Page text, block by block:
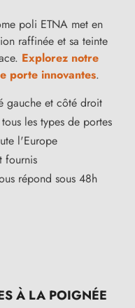
poli ETNA met en
raffinée et sa teinte
Explorez notre
porte innovantes.
gauche et côté droit
les types de portes
l'Europe
fournis
répond sous 48h
À LA POIGNÉE